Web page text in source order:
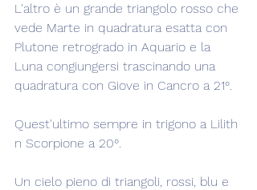
L'altro è un grande triangolo rosso che
vede Marte in quadratura esatta con
Plutone retrogrado in Aquario e la
Luna congiungersi trascinando una
quadratura con Giove in Cancro a 21°.
Quest'ultimo sempre in trigono a Lilith
n Scorpione a 20°.
Un cielo pieno di triangoli, rossi, blu e